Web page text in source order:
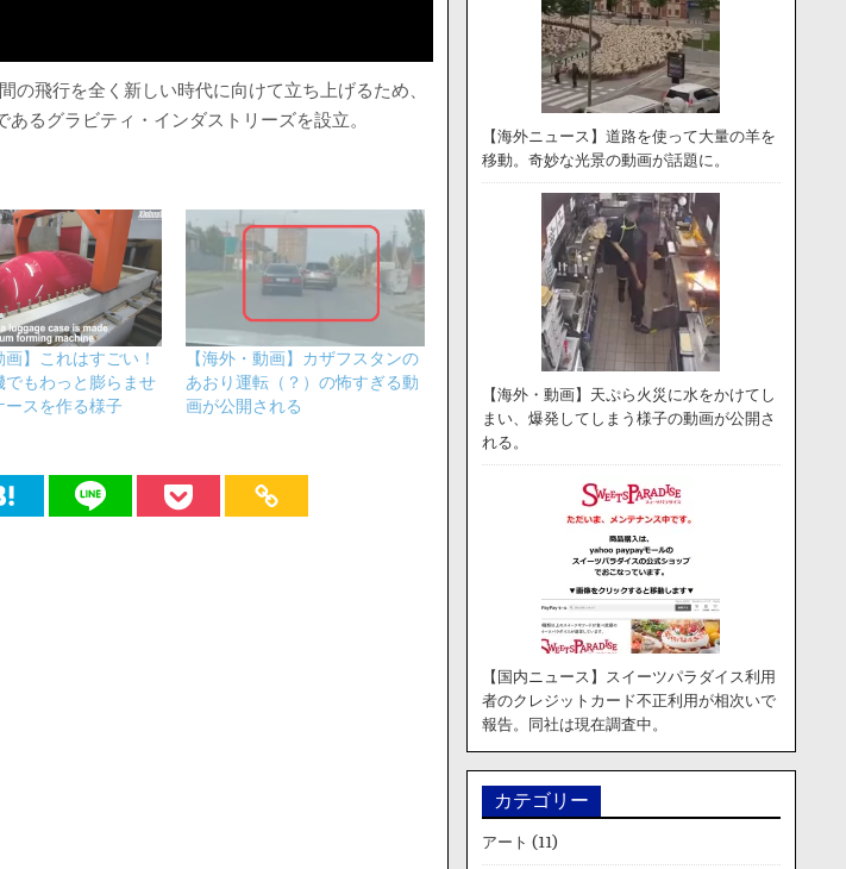
の飛行を全く新しい時代に向けて立ち上げるため、
るグラビティ・インダストリーズを設立。
画】これはすごい！
でもわっと膨らませ
ースを作る様子
【海外・動画】カザフスタンの
あおり運転（？）の怖すぎる動
画が公開される
【海外ニュース】道路を使って大量の羊を
移動。奇妙な光景の動画が話題に。
【海外・動画】天ぷら火災に水をかけてし
まい、爆発してしまう様子の動画が公開さ
れる。
【国内ニュース】スイーツパラダイス利用
者のクレジットカード不正利用が相次いで
報告。同社は現在調査中。
カテゴリー
アート (11)